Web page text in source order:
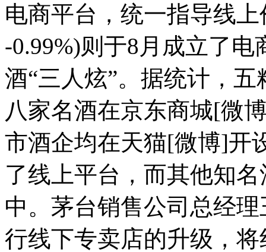
电商平台，统一指导线
-0.99%)则于8月成立了
酒“三人炫”。据统计，
八家名酒在京东商城[微
市酒企均在天猫[微博]开
了线上平台，而其他知
中。茅台销售公司总经
行线下专卖店的升级，